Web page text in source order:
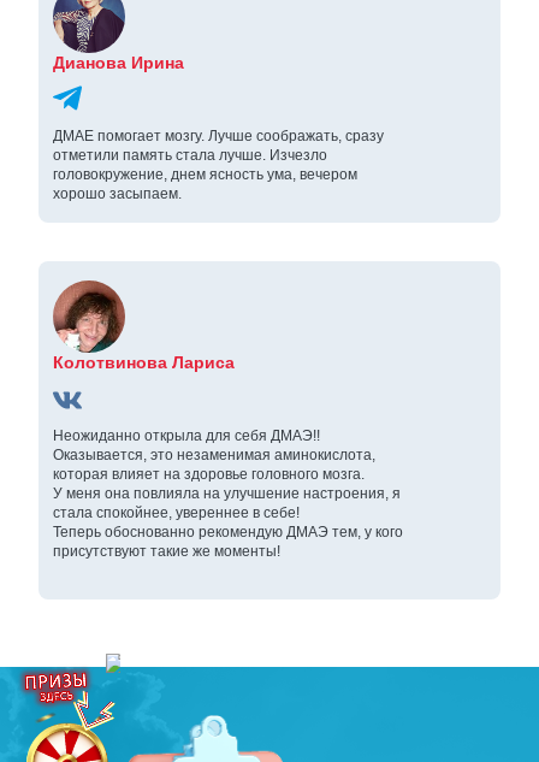
Дианова Ирина
ДМАЕ помогает мозгу. Лучше соображать, сразу
отметили память стала лучше. Изчезло
головокружение, днем ясность ума, вечером
хорошо засыпаем.
Колотвинова Лариса
Неожиданно открыла для себя ДМАЭ!!
Оказывается, это незаменимая аминокислота,
которая влияет на здоровье головного мозга.
У меня она повлияла на улучшение настроения, я
стала спокойнее, увереннее в себе!
Теперь обоснованно рекомендую ДМАЭ тем, у кого
присутствуют такие же моменты!